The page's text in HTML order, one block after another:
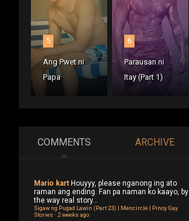
5
Ang Pwet ni
Papa
6
Parausan ni
Itay (Part 1)
COMMENTS ARCHIVE
Mario kart Houyyy, please nganong ing ato
raman ang ending. Fan pa naman ko kaayo, by
the way real story...
Sigaw ng Pugad Lawin (Part 23) | Mencircle | Pinoy Gay
Stories · 2 weeks ago